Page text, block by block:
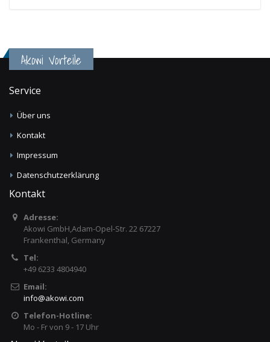
Akowi Vorteile
Service
Über uns
Kontakt
Impressum
Datenschutzerklärung
Kontakt
Adresse:
Akowi GmbH,Adam-Opel-Str. 22 67227
Frankenthal, Germany
Tel:
+49 6233 4804940
Email:
info@akowi.com
Telefon-Hotline:
Mo - Fr von 9 - 17 Uhr